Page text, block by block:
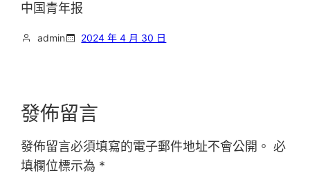
中国青年报
admin 2024 年 4 月 30 日
發佈留言
發佈留言必須填寫的電子郵件地址不會公開。 必
填欄位標示為 *